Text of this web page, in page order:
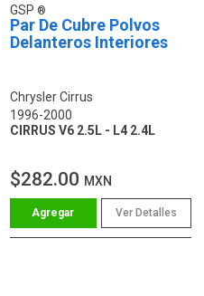
GSP
Par De Cubre Polvos
Delanteros Interiores
Chrysler Cirrus
1996-2000
CIRRUS V6 2.5L - L4 2.4L
$282.00 MXN
Ver Detalles